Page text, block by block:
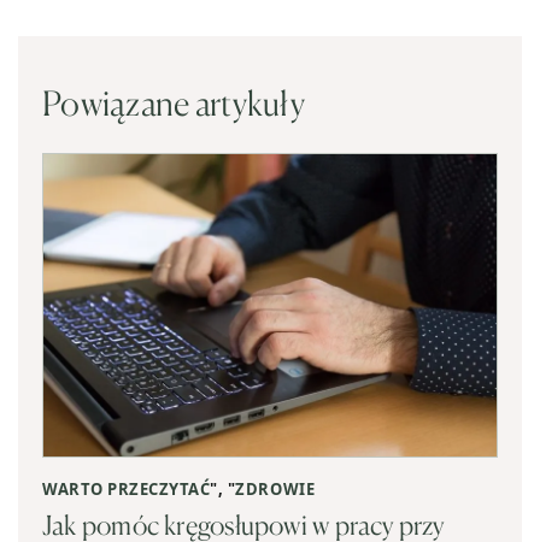
Powiązane artykuły
WARTO PRZECZYTAĆ", "ZDROWIE
Jak pomóc kręgosłupowi w pracy przy